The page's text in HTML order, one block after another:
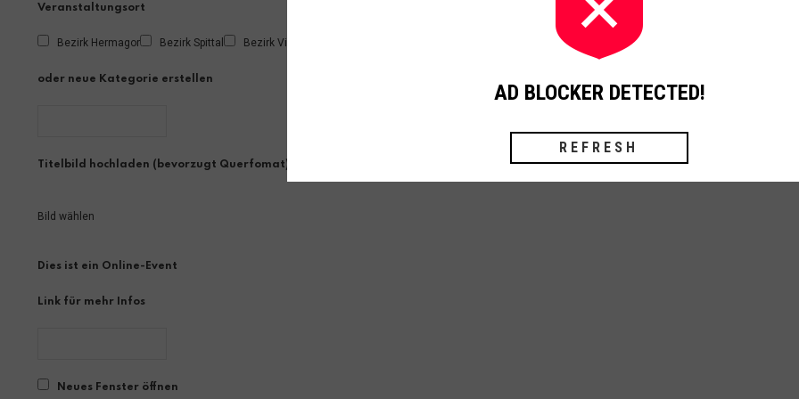
Veranstaltungsort
Bezirk Hermagor Bezirk Spittal Bezirk Villach Land Klagenfurt Land Maria Wörth
oder neue Kategorie erstellen
Titelbild hochladen (bevorzugt Querfomat)
Bild wählen
Dies ist ein Online-Event
Link für mehr Infos
Neues Fenster öffnen
AD BLOCKER DETECTED!
REFRESH